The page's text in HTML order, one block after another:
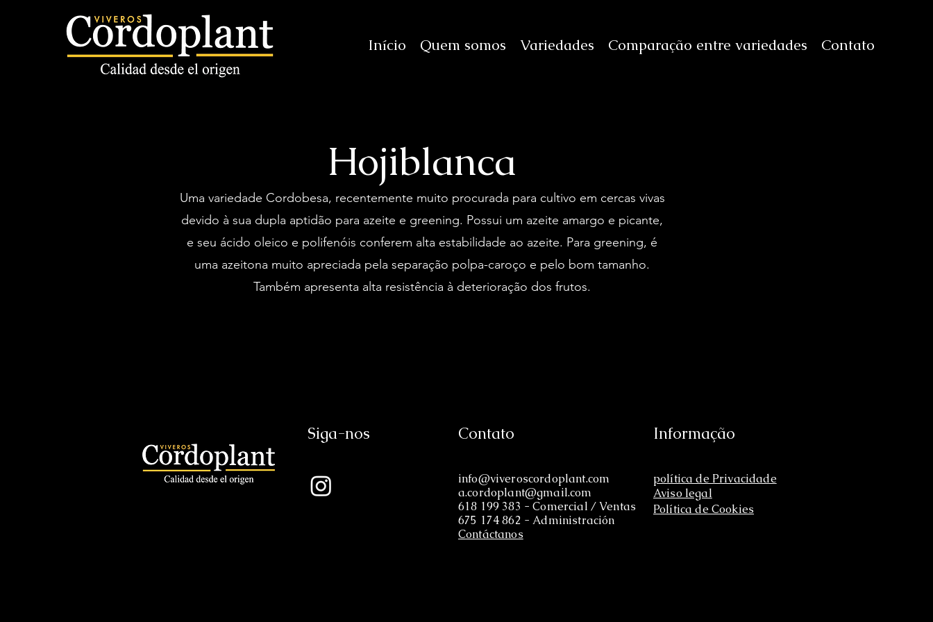
Início Quem somos Variedades Comparação entre variedades Contato
Hojiblanca
Uma variedade Cordobesa, recentemente muito procurada para cultivo em cercas vivas
devido à sua dupla aptidão para azeite e greening. Possui um azeite amargo e picante,
e seu ácido oleico e polifenóis conferem alta estabilidade ao azeite. Para greening, é
uma azeitona muito apreciada pela separação polpa-caroço e pelo bom tamanho.
Também apresenta alta resistência à deterioração dos frutos.
Siga-nos Contato Informação
info@viveroscordoplant.com
a.cordoplant@gmail.com
618 199 383 - Comercial / Ventas
675 174 862 - Administración
Contáctanos
política de Privacidade
Aviso legal
Política de Cookies